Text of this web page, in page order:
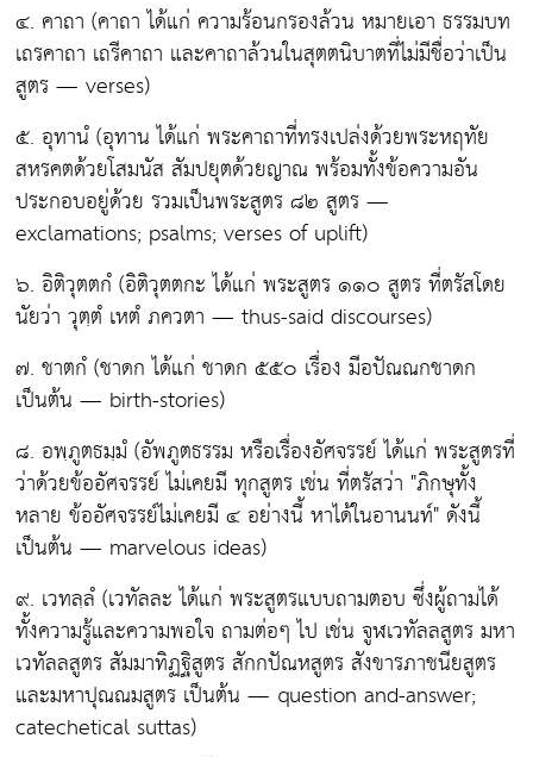
๔. คาถา (คาถา ได้แก่ ความร้อนกรองล้วน หมายเอา ธรรมบท
เถรคาถา เถรีคาถา และคาถาล้วนในสุตตนิบาตที่ไม่มีชื่อว่าเป็น
สูตร — verses)
๕. อุทานํ(อุทาน ได้แก่ พระคาถาที่ทรงเปล่งด้วยพระหฤทัย
สหรคตด้วยโสมนัส สัมปยุตด้วยญาณ พร้อมทั้งข้อความอัน
ประกอบอยู่ด้วย รวมเป็นพระสูตร ๘๒ สูตร —
exclamations; psalms; verses of uplift)
๖. อิติวุตตกํ(อิติวุตตกะ ได้แก่ พระสูตร ๑๑๐ สูตร ที่ตรัสโดย
นัยว่า วุตฺตํ เหตํ ภควตา — thus-said discourses)
๗. ชาตกํ(ชาดก ได้แก่ ชาดก ๕๕๐ เรื่อง มีอปัณณกชาดก
เป็นต้น — birth-stories)
๘. อพฺภูตธมฺมํ(อัพภูตธรรม หรือเรื่องอัศจรรย์ ได้แก่ พระสูตรที่
ว่าด้วยข้ออัศจรรย์ ไม่เคยมี ทุกสูตร เช่น ที่ตรัสว่า "ภิกษุทั้ง
หลาย ข้ออัศจรรย์ไม่เคยมี ๔ อย่างนี้ หาได้ในอานนท์" ดังนี้
เป็นต้น — marvelous ideas)
๙. เวทลฺลํ(เวทัลละ ได้แก่ พระสูตรแบบถามตอบ ซึ่งผู้ถามได้
ทั้งความรู้และความพอใจ ถามต่อๆ ไป เช่น จูฬเวทัลลสูตร มหา
เวทัลลสูตร สัมมาทิฏฐิสูตร สักกปัณหสูตร สังขารภาชนียสูตร
และมหาปุณณมสูตร เป็นต้น — question and-answer;
catechetical suttas)